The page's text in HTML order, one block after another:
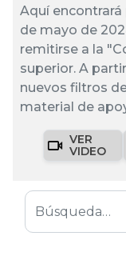
Aquí encontrará
de mayo de
remitirse a la
superior. A
nuevos filtros
material de
VER
VIDEO